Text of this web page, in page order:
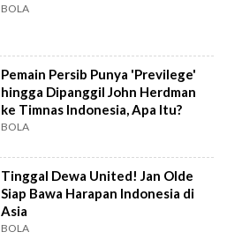
BOLA
Pemain Persib Punya 'Previlege'
hingga Dipanggil John Herdman
ke Timnas Indonesia, Apa Itu?
BOLA
Tinggal Dewa United! Jan Olde
Siap Bawa Harapan Indonesia di
Asia
BOLA